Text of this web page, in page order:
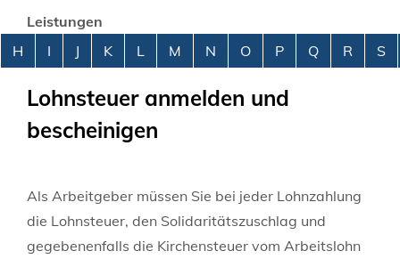
Leistungen
Alphabetisches Register überspringen
H I J K L M N O P Q R S
Lohnsteuer anmelden und
bescheinigen
Als Arbeitgeber müssen Sie bei jeder Lohnzahlung
die Lohnsteuer, den Solidaritätszuschlag und
gegebenenfalls die Kirchensteuer vom Arbeitslohn